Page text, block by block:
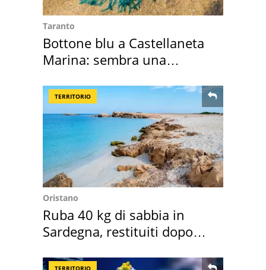
Taranto
Bottone blu a Castellaneta
Marina: sembra una
TERRITORIO
Oristano
Ruba 40 kg di sabbia in
Sardegna, restituiti dopo
TERRITORIO